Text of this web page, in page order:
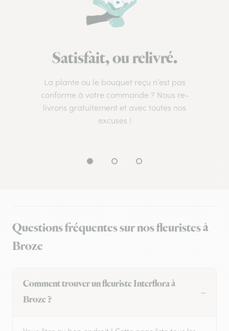
Satisfait, ou relivré.
La plante ou le bouquet reçu n’est pas
conforme à votre commande ? Nous re-
livrons gratuitement et avec toutes nos
excuses !
Questions fréquentes sur nos fleuristes à
Broze
Comment trouver un fleuriste Interflora à
Broze ?